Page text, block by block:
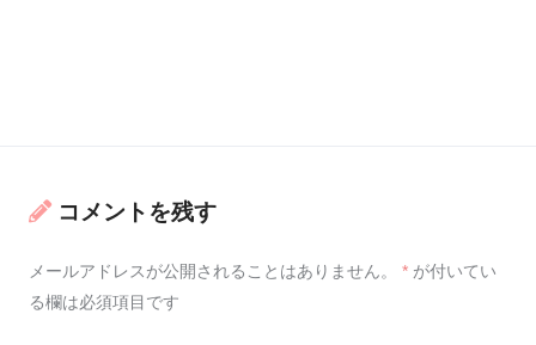
コメントを残す
メールアドレスが公開されることはありません。 * が付いてい
る欄は必須項目です